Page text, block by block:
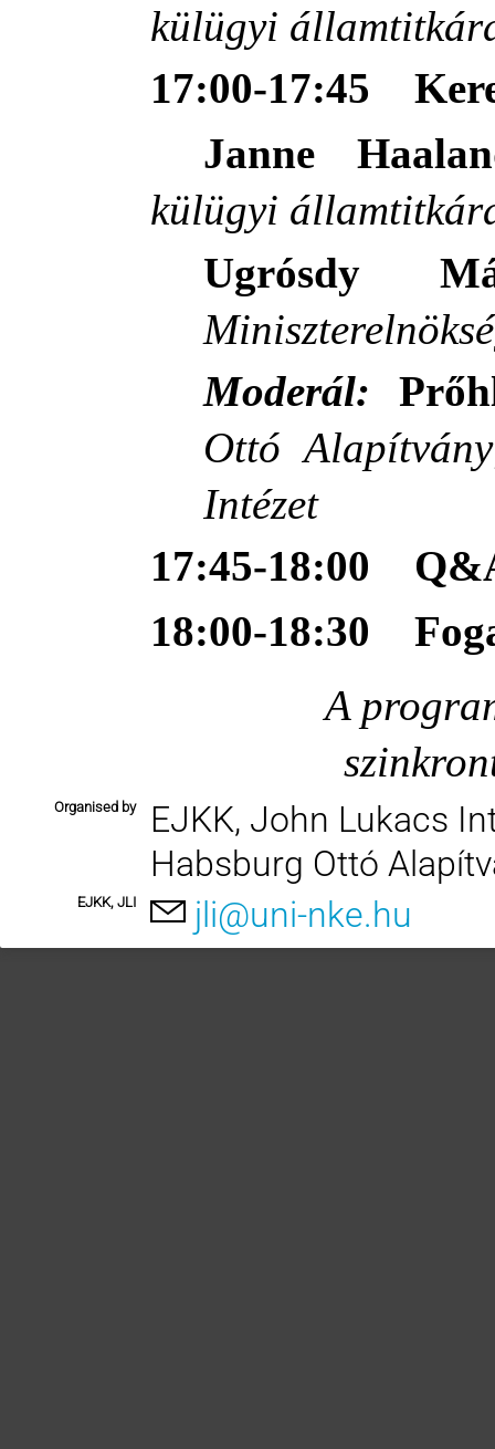
külügyi
17:00-17:45
Janne
külügyi
Ugrósdy
Moderál:
Ottó
Intézet
17:45-18:00
18:00-18:30
A
Organised by
EJKK, John Lukacs
Habsburg Ottó
EJKK, JLI jli@uni-nke.hu